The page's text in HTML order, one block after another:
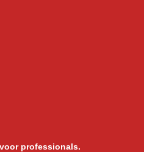
professionals.